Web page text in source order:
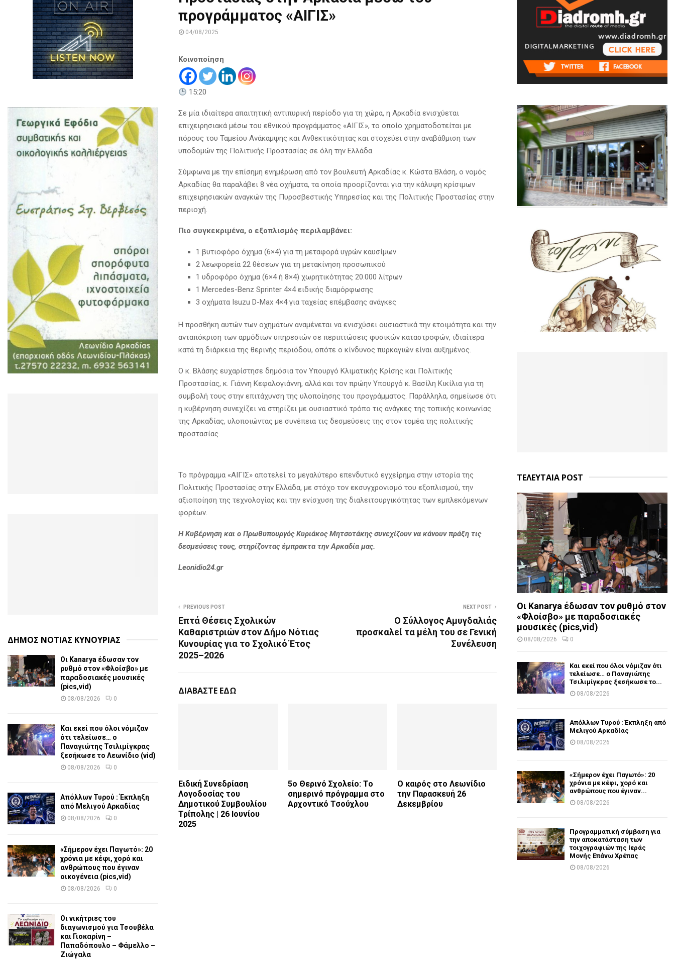
προγράμματος «ΑΙΓΙΣ»
04/08/2025
Κοινοποίηση
15:20
Σε μία ιδιαίτερα απαιτητική αντιπυρική περίοδο για τη χώρα, η Αρκαδία ενισχύεται
επιχειρησιακά μέσω του εθνικού προγράμματος «ΑΙΓΙΣ», το οποίο χρηματοδοτείται με
πόρους του Ταμείου Ανάκαμψης και Ανθεκτικότητας και στοχεύει στην αναβάθμιση των
υποδομών της Πολιτικής Προστασίας σε όλη την Ελλάδα.
Σύμφωνα με την επίσημη ενημέρωση από τον βουλευτή Αρκαδίας κ. Κώστα Βλάση, ο νομός
Αρκαδίας θα παραλάβει 8 νέα οχήματα, τα οποία προορίζονται για την κάλυψη κρίσιμων
επιχειρησιακών αναγκών της Πυροσβεστικής Υπηρεσίας και της Πολιτικής Προστασίας στην
περιοχή.
Πιο συγκεκριμένα, ο εξοπλισμός περιλαμβάνει:
1 βυτιοφόρο όχημα (6×4) για τη μεταφορά υγρών καυσίμων
2 λεωφορεία 22 θέσεων για τη μετακίνηση προσωπικού
1 υδροφόρο όχημα (6×4 ή 8×4) χωρητικότητας 20.000 λίτρων
1 Mercedes-Benz Sprinter 4×4 ειδικής διαμόρφωσης
3 οχήματα Isuzu D-Max 4×4 για ταχείας επέμβασης ανάγκες
Η προσθήκη αυτών των οχημάτων αναμένεται να ενισχύσει ουσιαστικά την ετοιμότητα και την
ανταπόκριση των αρμόδιων υπηρεσιών σε περιπτώσεις φυσικών καταστροφών, ιδιαίτερα
κατά τη διάρκεια της θερινής περιόδου, οπότε ο κίνδυνος πυρκαγιών είναι αυξημένος.
Ο κ. Βλάσης ευχαρίστησε δημόσια τον Υπουργό Κλιματικής Κρίσης και Πολιτικής
Προστασίας, κ. Γιάννη Κεφαλογιάννη, αλλά και τον πρώην Υπουργό κ. Βασίλη Κικίλια για τη
συμβολή τους στην επιτάχυνση της υλοποίησης του προγράμματος. Παράλληλα, σημείωσε ότι
η κυβέρνηση συνεχίζει να στηρίζει με ουσιαστικό τρόπο τις ανάγκες της τοπικής κοινωνίας
της Αρκαδίας, υλοποιώντας με συνέπεια τις δεσμεύσεις της στον τομέα της πολιτικής
προστασίας.
Το πρόγραμμα «ΑΙΓΙΣ» αποτελεί το μεγαλύτερο επενδυτικό εγχείρημα στην ιστορία της
Πολιτικής Προστασίας στην Ελλάδα, με στόχο τον εκσυγχρονισμό του εξοπλισμού, την
αξιοποίηση της τεχνολογίας και την ενίσχυση της διαλειτουργικότητας των εμπλεκόμενων
φορέων.
Η Κυβέρνηση και ο Πρωθυπουργός Κυριάκος Μητσοτάκης συνεχίζουν να κάνουν πράξη τις
δεσμεύσεις τους, στηρίζοντας έμπρακτα την Αρκαδία μας.
Leonidio24.gr
PREVIOUS POST
Επτά Θέσεις Σχολικών
Καθαριστριών στον Δήμο Νότιας
Κυνουρίας για το Σχολικό Έτος
2025–2026
NEXT POST
Ο Σύλλογος Αμυγδαλιάς
προσκαλεί τα μέλη του σε Γενική
Συνέλευση
ΔΙΑΒΑΣΤΕ ΕΔΩ
Ειδική Συνεδρίαση
Λογοδοσίας του
Δημοτικού Συμβουλίου
Τρίπολης | 26 Ιουνίου
2025
5ο Θερινό Σχολείο: Το
σημερινό πρόγραμμα στο
Αρχοντικό Τσούχλου
Ο καιρός στο Λεωνίδιο
την Παρασκευή 26
Δεκεμβρίου
ΔΗΜΟΣ ΝΟΤΙΑΣ ΚΥΝΟΥΡΙΑΣ
Οι Kanarya έδωσαν τον
ρυθμό στον «Φλοίσβο» με
παραδοσιακές μουσικές
(pics,vid)
08/08/2026 0
Και εκεί που όλοι νόμιζαν
ότι τελείωσε… ο
Παναγιώτης Τσιλιμίγκρας
ξεσήκωσε το Λεωνίδιο (vid)
08/08/2026 0
Απόλλων Τυρού : Έκπληξη
από Μελιγού Αρκαδίας
08/08/2026 0
«Σήμερον έχει Παγωτό»: 20
χρόνια με κέφι, χορό και
ανθρώπους που έγιναν
οικογένεια (pics,vid)
08/08/2026 0
Οι νικήτριες του
διαγωνισμού για Τσουβέλα
και Γιοκαρίνη –
Παπαδόπουλο – Φάμελλο –
Ζιώγαλα
ΤΕΛΕΥΤΑΙΑ POST
Οι Kanarya έδωσαν τον ρυθμό στον
«Φλοίσβο» με παραδοσιακές
μουσικές (pics,vid)
08/08/2026 0
Και εκεί που όλοι νόμιζαν ότι
τελείωσε… ο Παναγιώτης
Τσιλιμίγκρας ξεσήκωσε το...
08/08/2026
Απόλλων Τυρού : Έκπληξη από
Μελιγού Αρκαδίας
08/08/2026
«Σήμερον έχει Παγωτό»: 20
χρόνια με κέφι, χορό και
ανθρώπους που έγιναν...
08/08/2026
Προγραμματική σύμβαση για
την αποκατάσταση των
τοιχογραφιών της Ιεράς
Μονής Επάνω Χρέπας
08/08/2026